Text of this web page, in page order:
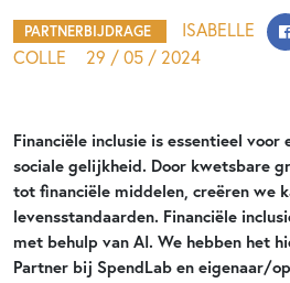
PARTNERBIJDRAGE
ISABELLE
COLLE
29 / 05 / 2024
Financiële inclusie is essentieel voor
sociale gelijkheid. Door kwetsbare
tot financiële middelen, creëren we
levensstandaarden. Financiële
met behulp van AI. We hebben het
Partner bij SpendLab en eigenaar/